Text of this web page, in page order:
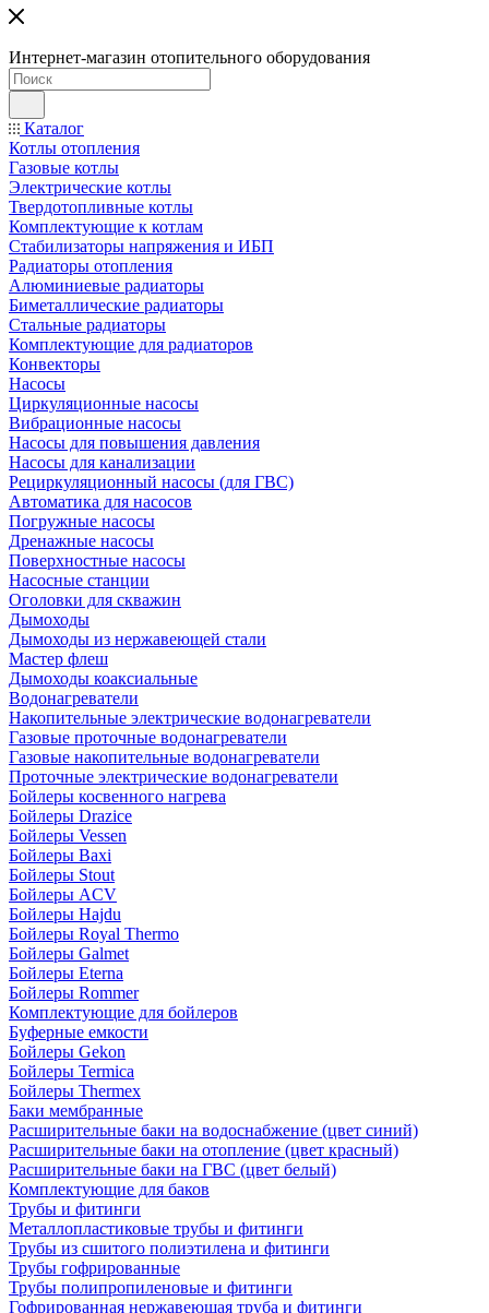
Интернет-магазин отопительного оборудования
Каталог
Котлы отопления
Газовые котлы
Электрические котлы
Твердотопливные котлы
Комплектующие к котлам
Стабилизаторы напряжения и ИБП
Радиаторы отопления
Алюминиевые радиаторы
Биметаллические радиаторы
Стальные радиаторы
Комплектующие для радиаторов
Конвекторы
Насосы
Циркуляционные насосы
Вибрационные насосы
Насосы для повышения давления
Насосы для канализации
Рециркуляционный насосы (для ГВС)
Автоматика для насосов
Погружные насосы
Дренажные насосы
Поверхностные насосы
Насосные станции
Оголовки для скважин
Дымоходы
Дымоходы из нержавеющей стали
Мастер флеш
Дымоходы коаксиальные
Водонагреватели
Накопительные электрические водонагреватели
Газовые проточные водонагреватели
Газовые накопительные водонагреватели
Проточные электрические водонагреватели
Бойлеры косвенного нагрева
Бойлеры Drazice
Бойлеры Vessen
Бойлеры Baxi
Бойлеры Stout
Бойлеры ACV
Бойлеры Hajdu
Бойлеры Royal Thermo
Бойлеры Galmet
Бойлеры Eterna
Бойлеры Rommer
Комплектующие для бойлеров
Буферные емкости
Бойлеры Gekon
Бойлеры Termica
Бойлеры Thermex
Баки мембранные
Расширительные баки на водоснабжение (цвет синий)
Расширительные баки на отопление (цвет красный)
Расширительные баки на ГВС (цвет белый)
Комплектующие для баков
Трубы и фитинги
Металлопластиковые трубы и фитинги
Трубы из сшитого полиэтилена и фитинги
Трубы гофрированные
Трубы полипропиленовые и фитинги
Гофрированная нержавеющая труба и фитинги